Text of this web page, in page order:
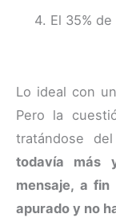
4. El 35%
Lo ideal con
Pero la
tratándose
todavía más
mensaje, a
apurado y no